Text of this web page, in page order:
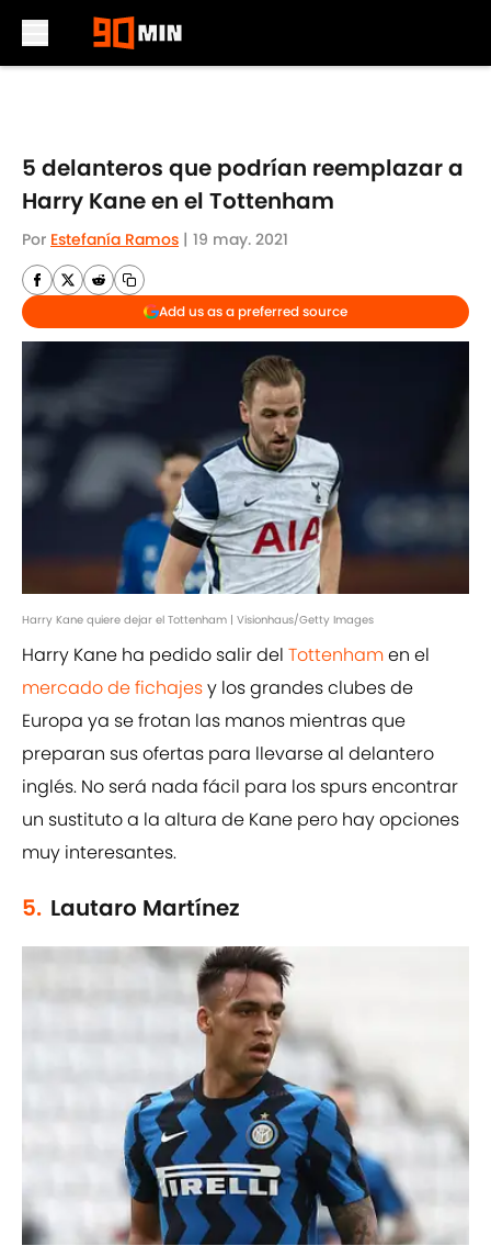
5 delanteros que podrían reemplazar a
Harry Kane en el Tottenham
Por Estefanía Ramos | 19 may. 2021
Add us as a preferred source
Harry Kane quiere dejar el Tottenham | Visionhaus/Getty Images
Harry Kane ha pedido salir del Tottenhamen el
mercado de fichajesy los grandes clubes de
Europa ya se frotan las manos mientras que
preparan sus ofertas para llevarse al delantero
inglés. No será nada fácil para los spurs encontrar
un sustituto a la altura de Kane pero hay opciones
muy interesantes.
5. Lautaro Martínez